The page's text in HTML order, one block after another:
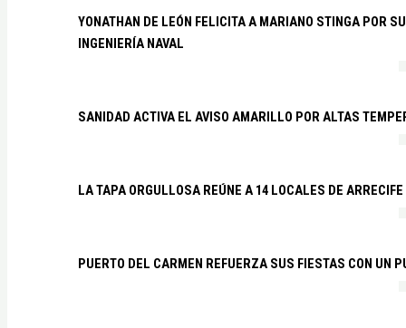
YONATHAN DE LEÓN FELICITA A MARIANO STINGA POR
INGENIERÍA NAVAL
SANIDAD ACTIVA EL AVISO AMARILLO POR ALTAS
LA TAPA ORGULLOSA REÚNE A 14 LOCALES DE ARRECIFE
PUERTO DEL CARMEN REFUERZA SUS FIESTAS CON UN